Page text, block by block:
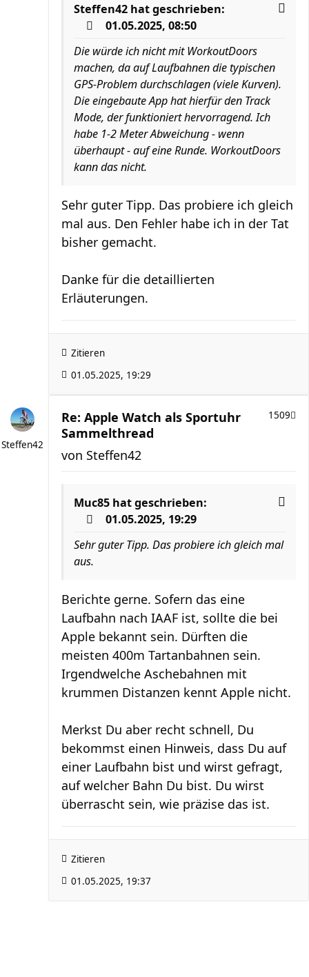
Steffen42 hat geschrieben:
01.05.2025, 08:50
Die würde ich nicht mit WorkoutDoors
machen, da auf Laufbahnen die typischen
GPS-Problem durchschlagen (viele Kurven).
Die eingebaute App hat hierfür den Track
Mode, der funktioniert hervorragend. Ich
habe 1-2 Meter Abweichung - wenn
überhaupt - auf eine Runde. WorkoutDoors
kann das nicht.
Sehr guter Tipp. Das probiere ich gleich
mal aus. Den Fehler habe ich in der Tat
bisher gemacht.
Danke für die detaillierten
Erläuterungen.
Zitieren
01.05.2025, 19:29
Steffen42
Re: Apple Watch als Sportuhr
Sammelthread
1509
von Steffen42
Muc85 hat geschrieben:
01.05.2025, 19:29
Sehr guter Tipp. Das probiere ich gleich mal
aus.
Berichte gerne. Sofern das eine
Laufbahn nach IAAF ist, sollte die bei
Apple bekannt sein. Dürften die
meisten 400m Tartanbahnen sein.
Irgendwelche Aschebahnen mit
krummen Distanzen kennt Apple nicht.
Merkst Du aber recht schnell, Du
bekommst einen Hinweis, dass Du auf
einer Laufbahn bist und wirst gefragt,
auf welcher Bahn Du bist. Du wirst
überrascht sein, wie präzise das ist.
Zitieren
01.05.2025, 19:37